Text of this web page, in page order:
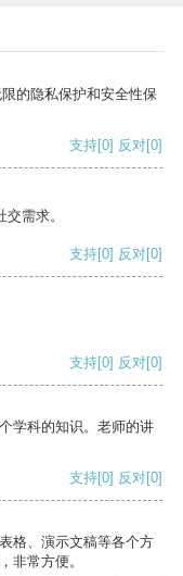
的隐私保护和安全性保
支持[0] 反对[0]
需求。
支持[0] 反对[0]
支持[0] 反对[0]
学科的知识。老师的讲
支持[0] 反对[0]
格、演示文稿等各个方
非常方便。